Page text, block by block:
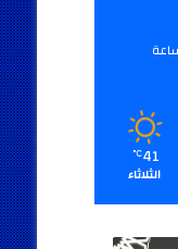
41
℃
الثلاثاء